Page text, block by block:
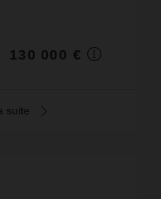
130 000 €
suite